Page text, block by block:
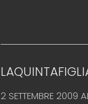
2 SETTEMBRE 2009